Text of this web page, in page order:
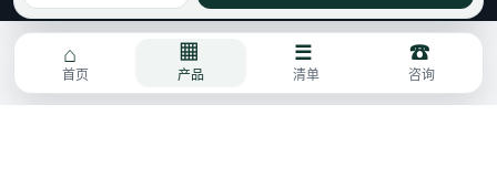
首页 产品 清单 咨询